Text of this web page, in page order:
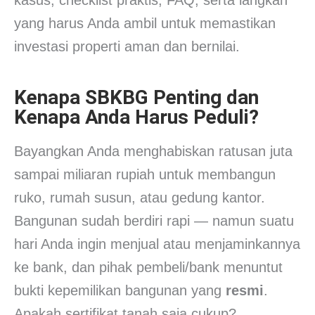
yang harus Anda ambil untuk memastikan
investasi properti aman dan bernilai.
Kenapa SBKBG Penting dan
Kenapa Anda Harus Peduli?
Bayangkan Anda menghabiskan ratusan juta
sampai miliaran rupiah untuk membangun
ruko, rumah susun, atau gedung kantor.
Bangunan sudah berdiri rapi — namun suatu
hari Anda ingin menjual atau menjaminkannya
ke bank, dan pihak pembeli/bank menuntut
bukti kepemilikan bangunan yang resmi.